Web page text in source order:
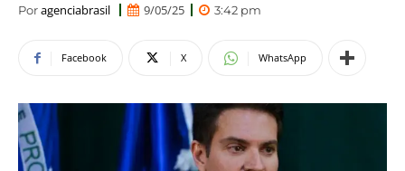
Poragenciabrasil 9/05/25 3:42 pm
Facebook X WhatsApp